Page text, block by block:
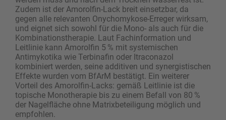
Zudem ist der Amorolfin-Lack breit einsetzbar, da
gegen alle relevanten Onychomykose-­Erreger wirksam,
und eignet sich sowohl für die Mono- als auch für die
Kombinationstherapie. Laut Fachinformation und
Leitlinie kann Amorolfin 5 % mit systemischen
Antimykotika wie Terbinafin oder Itraconazol
kombiniert werden, seine additiven und synergistischen
Effekte wurden vom BfArM bestätigt. Ein weiterer
Vorteil des Amorolfin-Lacks: gemäß Leitlinie ist die
topische Monotherapie bis zu einem Befall von 80 %
der Nagelfläche ohne Matrixbeteiligung möglich und
empfohlen.